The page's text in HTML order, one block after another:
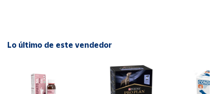
Lo último de este vendedor